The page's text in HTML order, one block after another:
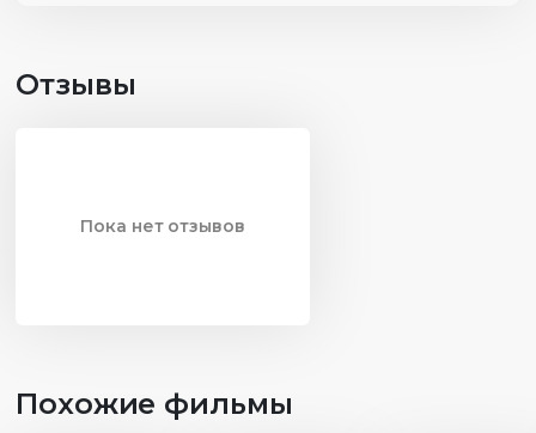
Отзывы
Пока нет отзывов
Похожие фильмы